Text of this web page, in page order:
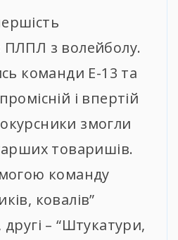
ПЛПЛ з волейболу.
команди Е-13 та
і впертій
змогли
товаришів.
команду
ковалів”
– “Штукатури,